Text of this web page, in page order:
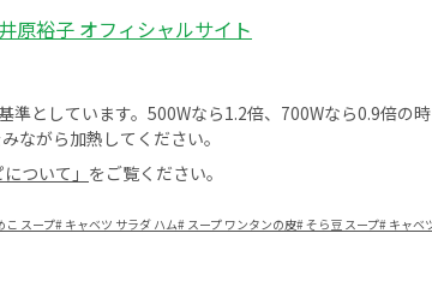
原裕子 オフィシャルサイト
としています。500Wなら1.2倍、700Wなら0.9倍の
ながら加熱してください。
について」 をご覧ください。
こ スープ# キャベツ サラダ ハム# スープ ワンタンの皮#そら豆 スープ# キャベ